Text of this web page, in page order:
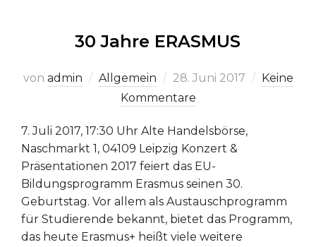
30 Jahre ERASMUS
von admin Allgemein
Veröffentlicht
am
28. Juni 2017
Keine
Kommentare
7. Juli 2017, 17:30 Uhr Alte Handelsbörse,
Naschmarkt 1, 04109 Leipzig Konzert &
Präsentationen 2017 feiert das EU-
Bildungsprogramm Erasmus seinen 30.
Geburtstag. Vor allem als Austauschprogramm
für Studierende bekannt, bietet das Programm,
das heute Erasmus+ heißt viele weitere